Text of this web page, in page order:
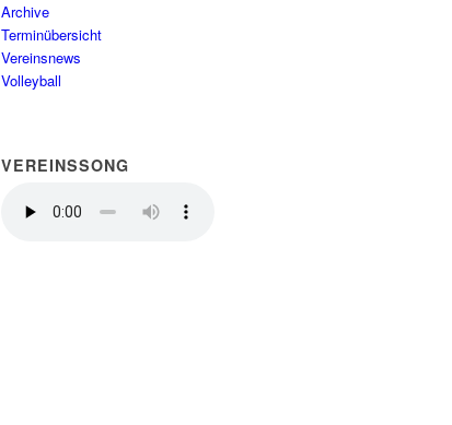
Archive
Terminübersicht
Vereinsnews
Volleyball
VEREINSSONG